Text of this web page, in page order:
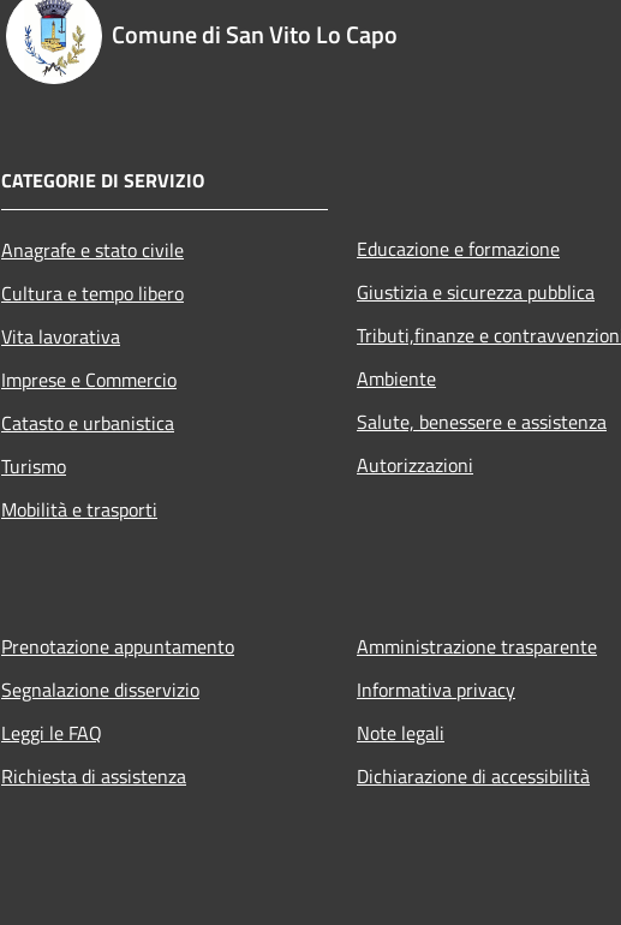
Comune di San Vito Lo Capo
CATEGORIE DI SERVIZIO
Anagrafe e stato civile
Cultura e tempo libero
Vita lavorativa
Imprese e Commercio
Catasto e urbanistica
Turismo
Mobilità e trasporti
Educazione e formazione
Giustizia e sicurezza pubblica
Tributi,finanze e
Ambiente
Salute, benessere e assistenza
Autorizzazioni
Prenotazione appuntamento
Segnalazione disservizio
Leggi le FAQ
Richiesta di assistenza
Amministrazione trasparente
Informativa privacy
Note legali
Dichiarazione di accessibilità